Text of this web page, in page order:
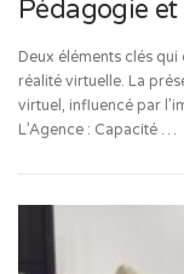
Pédagogie
Deux éléments clés
réalité virtuelle. La
virtuel, influencé par
L’Agence : Capacité …